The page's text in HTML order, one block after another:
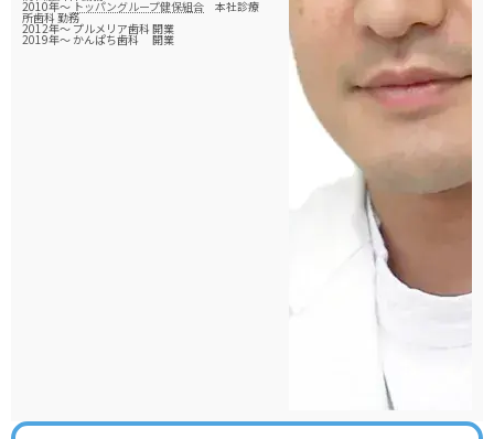
2010年～ トッパングループ健保組合 本社診療
所歯科 勤務
2012年〜 プルメリア歯科 開業
2019年〜 かんぱち歯科 開業